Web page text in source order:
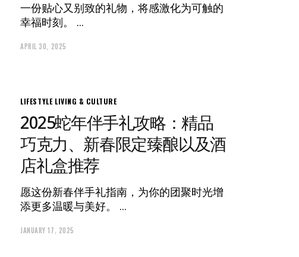
一份贴心又别致的礼物，将感激化为可触的
幸福时刻。
APRIL 30, 2025
LIFESTYLE LIVING & CULTURE
2025蛇年伴手礼攻略：精品
巧克力、新春限定臻酿以及酒
店礼盒推荐
愿这份新春伴手礼指南，为你的团聚时光增
添更多温暖与美好。
JANUARY 17, 2025